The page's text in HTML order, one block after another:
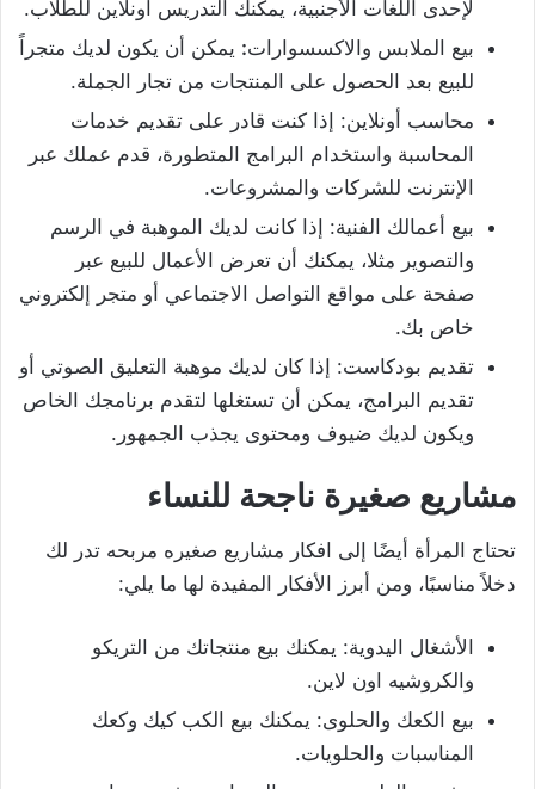
لإحدى اللغات الأجنبية، يمكنك التدريس أونلاين للطلاب.
بيع الملابس والاكسسوارات: يمكن أن يكون لديك متجراً
للبيع بعد الحصول على المنتجات من تجار الجملة.
محاسب أونلاين: إذا كنت قادر على تقديم خدمات
المحاسبة واستخدام البرامج المتطورة، قدم عملك عبر
الإنترنت للشركات والمشروعات.
بيع أعمالك الفنية: إذا كانت لديك الموهبة في الرسم
والتصوير مثلا، يمكنك أن تعرض الأعمال للبيع عبر
صفحة على مواقع التواصل الاجتماعي أو متجر إلكتروني
خاص بك.
تقديم بودكاست: إذا كان لديك موهبة التعليق الصوتي أو
تقديم البرامج، يمكن أن تستغلها لتقدم برنامجك الخاص
ويكون لديك ضيوف ومحتوى يجذب الجمهور.
مشاريع صغيرة ناجحة للنساء
تحتاج المرأة أيضًا إلى افكار مشاريع صغيره مربحه تدر لك
دخلاً مناسبًا، ومن أبرز الأفكار المفيدة لها ما يلي:
الأشغال اليدوية: يمكنك بيع منتجاتك من التريكو
والكروشيه اون لاين.
بيع الكعك والحلوى: يمكنك بيع الكب كيك وكعك
المناسبات والحلويات.